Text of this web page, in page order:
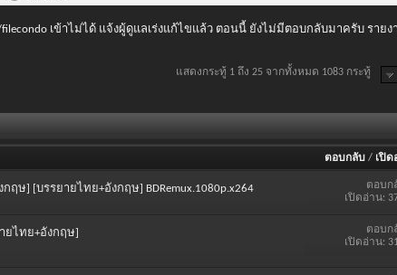
เข้าไม่ได้ แจ้งผู้ดูแลเร่งแก้ไขแล้ว ตอนนี้ ยังไม่มีตอบกลับมาครับ รายง
แสดงกระทู้ 1 ถึง 25 จากทั้งหมด 1083 กระทู้
ตอบกลับ / เปิด
ฤษ] [บรรยายไทย+อังกฤษ] BDRemux.1080p.x264 ตอบก
เปิดอ่าน:
ยไทย+อังกฤษ]
ตอบก
เปิดอ่าน: